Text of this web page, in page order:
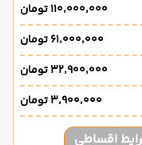
۱۱۰٬۰۰۰٬۰۰۰ تومان
۶۱٬۰۰۰٬۰۰۰ تومان
۳۲٬۹۰۰٬۰۰۰ تومان
۳٬۹۰۰٬۰۰۰ تومان
اقساطی